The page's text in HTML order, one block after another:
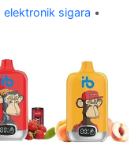
elektronik sigara •